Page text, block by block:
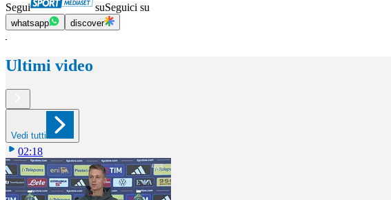
Segui suSeguici su
whatsapp discover
Ultimi video
Vedi tutti
02:18